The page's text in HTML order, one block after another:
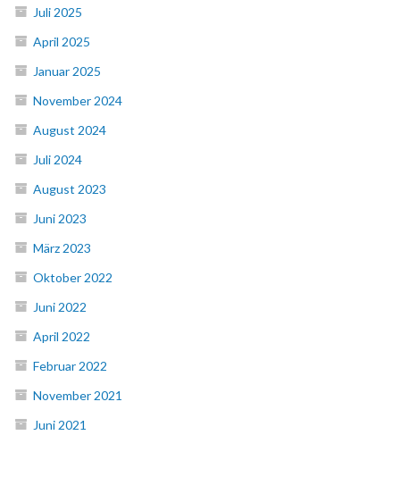
Juli 2025
April 2025
Januar 2025
November 2024
August 2024
Juli 2024
August 2023
Juni 2023
März 2023
Oktober 2022
Juni 2022
April 2022
Februar 2022
November 2021
Juni 2021